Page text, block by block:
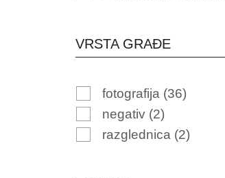
VRSTA GRAĐE
fotografija (36)
negativ (2)
razglednica (2)